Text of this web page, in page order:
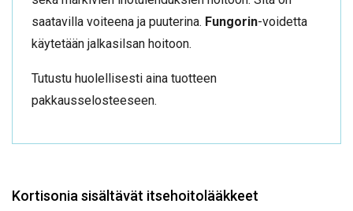
saatavilla voiteena ja puuterina. Fungorin-voidetta
käytetään jalkasilsan hoitoon.
Tutustu huolellisesti aina tuotteen
pakkausselosteeseen.
Kortisonia sisältävät itsehoitolääkkeet